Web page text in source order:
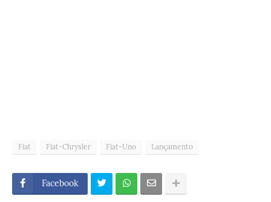
Fiat Fiat-Chrysler Fiat-Uno Lançamento
Facebook